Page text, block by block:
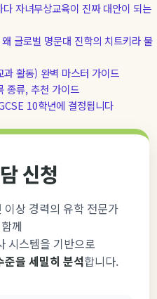
자녀무상교육이 진짜 대안이 되는
글로벌 명문대 진학의 치트키라 불
활동) 완벽 마스터 가이드
종류, 추천 가이드
10학년에 결정됩니다
신청
이상 경력의 유학 전문가
께
시스템을 기반으로
을 세밀히 분석합니다.